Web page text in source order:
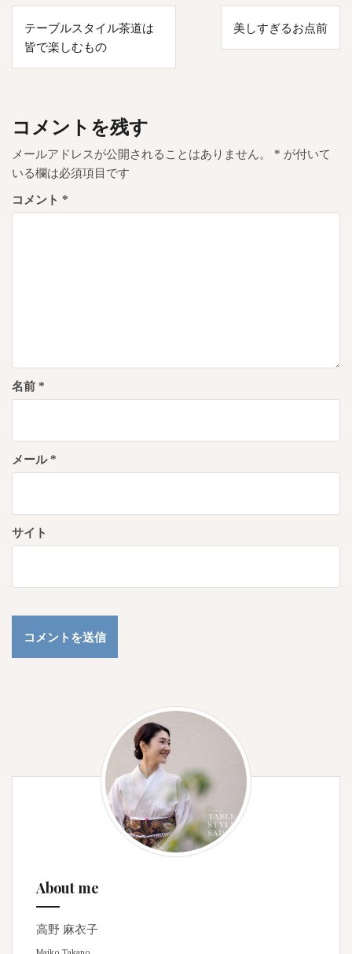
投
稿
ナ
ゲ
ー
シ
ョ
テーブルスタイル茶道は
皆で楽しむもの
美しすぎるお点前
コメントを残す
メールアドレスが公開されることはありません。 * が付いて
いる欄は必須項目です
コメント *
名前 *
メール*
サイト
About me
高野 麻衣子